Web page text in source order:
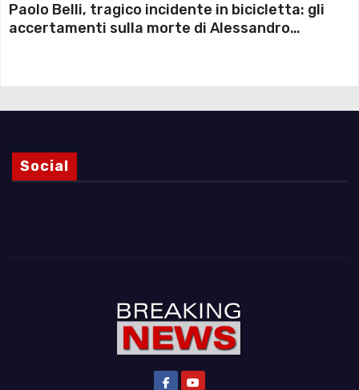
Paolo Belli, tragico incidente in bicicletta: gli
accertamenti sulla morte di Alessandro
Social